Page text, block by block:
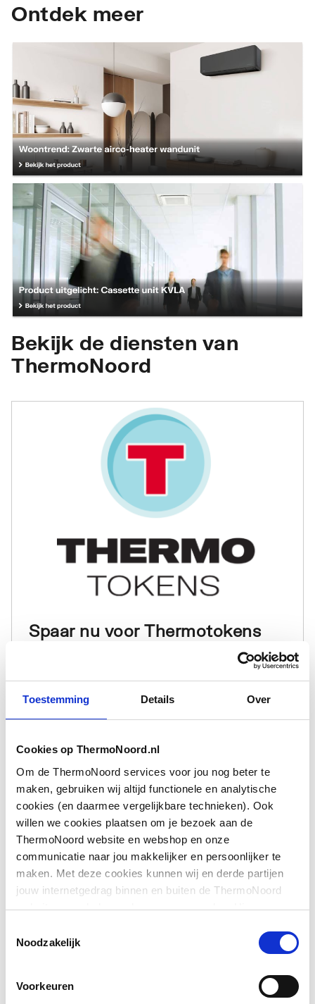
Toestemming Details Over
Cookies op ThermoNoord.nl
Om de ThermoNoord services voor jou nog beter te
maken, gebruiken wij altijd functionele en analytische
cookies (en daarmee vergelijkbare technieken). Ook
willen we cookies plaatsen om je bezoek aan de
ThermoNoord website en webshop en onze
communicatie naar jou makkelijker en persoonlijker te
maken. Met deze cookies kunnen wij en derde partijen
jouw internetgedrag binnen en buiten de ThermoNoord
website en webshop volgen en verzamelen. Hiermee
communicatie aan jouw interesses aan. We slaan je
Noodzakelijk
Voorkeuren
Ontdek meer
Bekijk de diensten van
ThermoNoord
Spaar nu voor Thermotokens
Als klant bij ThermoNoord kun je profiteren
van veel voordelen waaronder ook meedoen
met ons spaarprogramma ThermoTokens.
Lees verder